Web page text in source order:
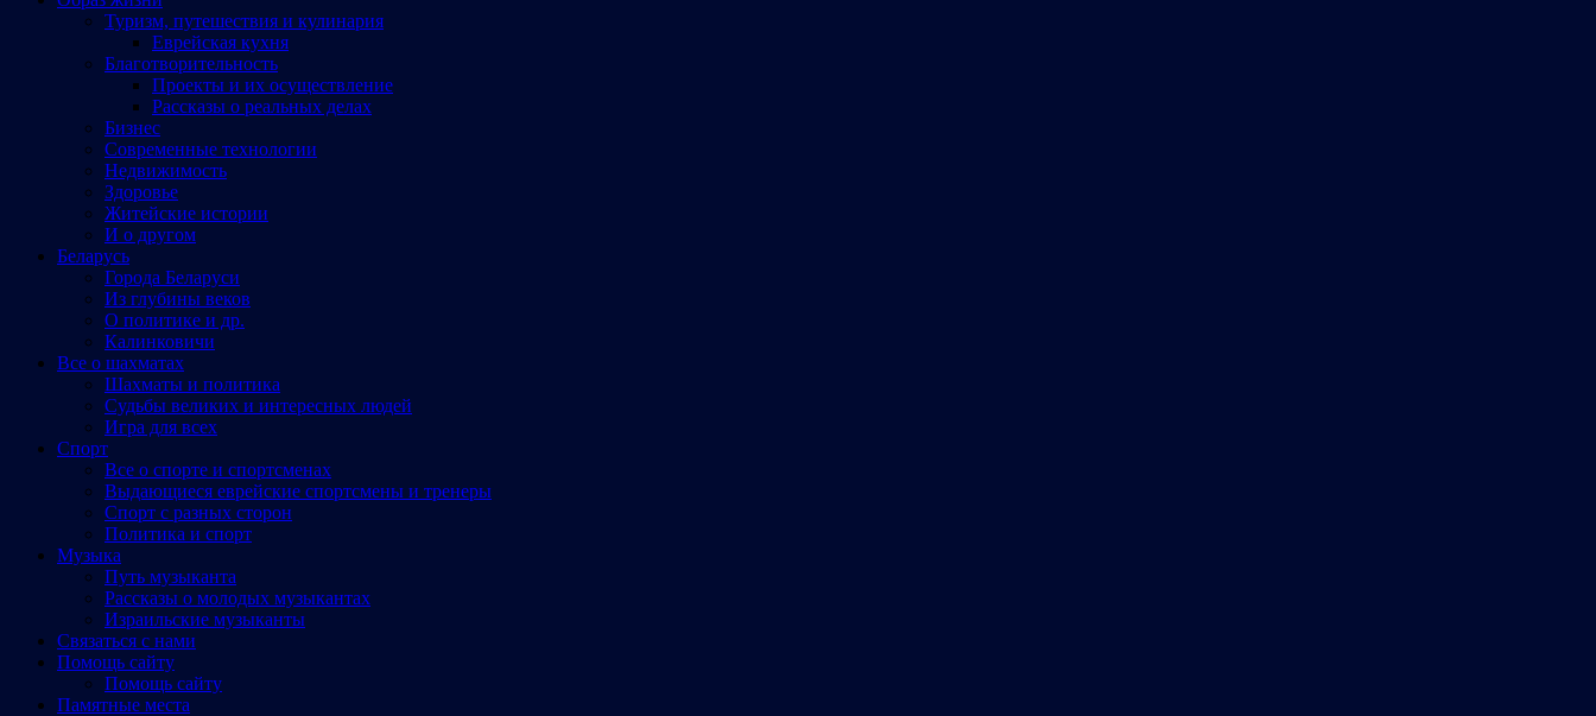
Туризм, путешествия и кулинария
Еврейская кухня
Благотворительность
Проекты и их осуществление
Рассказы о реальных делах
Бизнес
Современные технологии
Недвижимость
Здоровье
Житейские истории
И о другом
Беларусь
Города Беларуси
Из глубины веков
О политике и др.
Калинковичи
Все о шахматах
Шахматы и политика
Судьбы великих и интересных людей
Игра для всех
Спорт
Все о спорте и спортсменах
Выдающиеся еврейские спортсмены и тренеры
Спорт с разных сторон
Политика и спорт
Музыка
Путь музыканта
Рассказы о молодых музыкантах
Израильские музыканты
Cвязаться с нами
Помощь сайту
Помощь сайту
Памятные места